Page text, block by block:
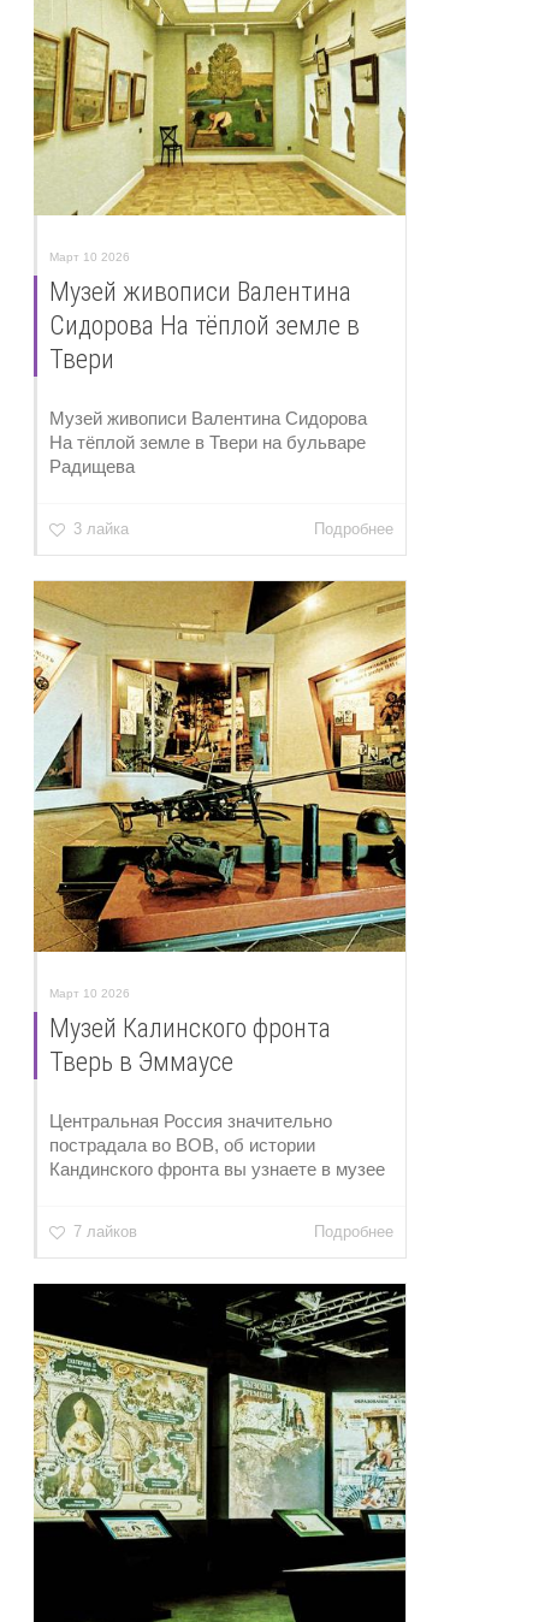
Март 10 2026
Музей живописи Валентина
Сидорова На тёплой земле в
Твери
Музей живописи Валентина Сидорова
На тёплой земле в Твери на бульваре
Радищева
3 лайка Подробнее
Март 10 2026
Музей Калинского фронта
Тверь в Эммаусе
Центральная Россия значительно
пострадала во ВОВ, об истории
Кандинского фронта вы узнаете в музее
7 лайков Подробнее